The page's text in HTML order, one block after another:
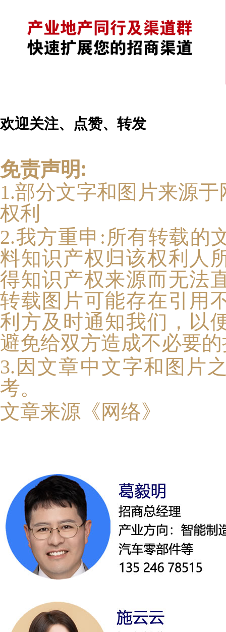
欢迎关注、点赞、转发
免责声明:
1.部分文字和图片来源
权利
2.我方重申: 所有转载的
料知识产权归该权利人
得知识产权来源而无法
转载图片可能存在引用
利方及时通知我们，以
避免给双方造成不必要
3.因文章中文字和图片
考。
文章来源《网络》